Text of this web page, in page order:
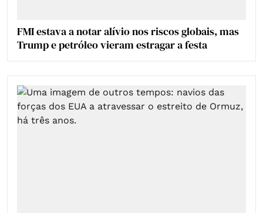
FMI estava a notar alívio nos riscos globais, mas
Trump e petróleo vieram estragar a festa